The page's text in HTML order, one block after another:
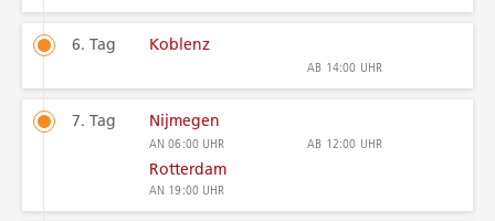
6. Tag Koblenz
AB 14:00 UHR
7. Tag Nijmegen
AN06:00 UHR AB 12:00 UHR
Rotterdam
AN 19:00 UHR